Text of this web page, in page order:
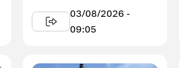
công bố kế hoạch bán toàn
03/08/2026 -
09:05